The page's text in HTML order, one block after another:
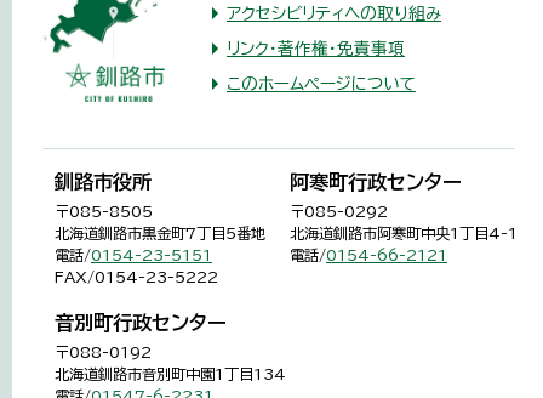
アクセシビリティへの取り組み
リンク・著作権・免責事項
このホームページについて
釧路市役所
〒085-8505
北海道釧路市黒金町7丁目5番地
電話/0154-23-5151
FAX/0154-23-5222
阿寒町行政センター
〒085-0292
北海道釧路市阿寒町中央1丁目4-1
電話/0154-66-2121
音別町行政センター
〒088-0192
北海道釧路市音別町中園1丁目134